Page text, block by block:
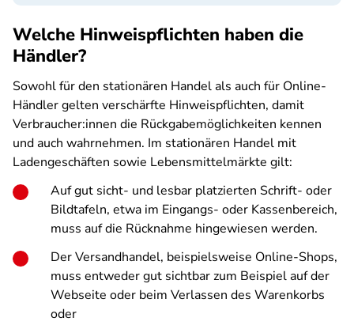
Welche Hinweispflichten haben die
Händler?
Sowohl für den stationären Handel als auch für Online-
Händler gelten verschärfte Hinweispflichten, damit
Verbraucher:innen die Rückgabemöglichkeiten kennen
und auch wahrnehmen. Im stationären Handel mit
Ladengeschäften sowie Lebensmittelmärkte gilt:
Auf gut sicht- und lesbar platzierten Schrift- oder
Bildtafeln, etwa im Eingangs- oder Kassenbereich,
muss auf die Rücknahme hingewiesen werden.
Der Versandhandel, beispielsweise Online-Shops,
muss entweder gut sichtbar zum Beispiel auf der
Webseite oder beim Verlassen des Warenkorbs
oder